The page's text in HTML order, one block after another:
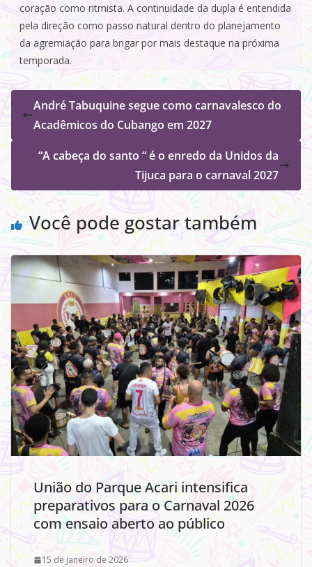
coração como ritmista. A continuidade da dupla é entendida
pela direção como passo natural dentro do planejamento
da agremiação para brigar por mais destaque na próxima
temporada.
André Tabuquine segue como carnavalesco do
Acadêmicos do Cubango em 2027
“A cabeça do santo “ é o enredo da Unidos da
Tijuca para o carnaval 2027
Você pode gostar também
União do Parque Acari intensifica
preparativos para o Carnaval 2026
com ensaio aberto ao público
15 de janeiro de 2026